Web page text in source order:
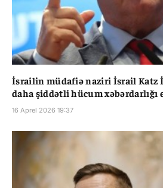
İsrailin müdafiə naziri İsrail Katz
daha şiddətli hücum xəbərdarlığı
16 Aprel 2026 19:37